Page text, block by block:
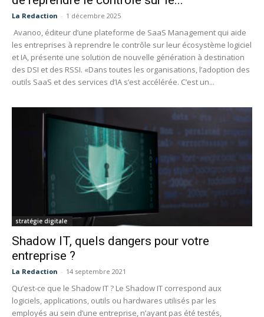
La Redaction - 1 décembre 2025
Avanoo, éditeur d’une plateforme de SaaS Management qui aide
les entreprises à reprendre le contrôle sur leur écosystème logiciel
et IA, présente une solution de nouvelle génération à destination
des DSI et des RSSI. «Dans toutes les organisations, l’adoption des
outils SaaS et des services d’IA s’est accélérée. C’est un...
stratégie digitale
Shadow IT, quels dangers pour votre
entreprise ?
La Redaction - 14 septembre 2021
Qu’est-ce que le Shadow IT ? Le Shadow IT correspond aux
logiciels, applications, outils ou hardwares utilisés par les
employés au sein d’une entreprise, n’ayant pas été testés,